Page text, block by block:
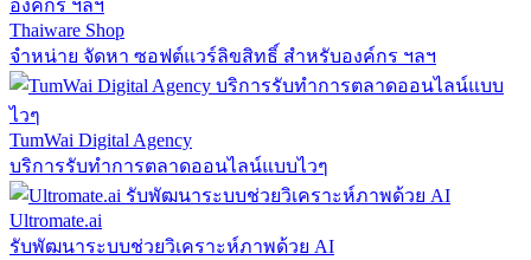
Thaiware Shop
จำหน่าย จัดหา ซอฟต์แวร์ลิขสิทธิ์ สำหรับองค์กร ฯลฯ
TumWai Digital Agency
บริการรับทำการตลาดออนไลน์แบบไวๆ
Ultromate.ai
รับพัฒนาระบบช่วยวิเคราะห์ภาพด้วย AI